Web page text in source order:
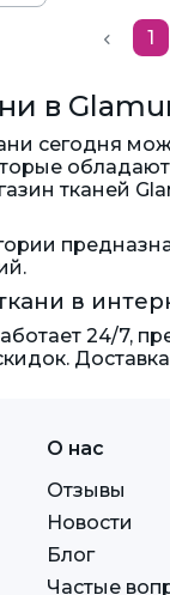
1
в
сегодня
тканей
в
24/7,
О нас
Отзывы
Новости
Блог
Частые